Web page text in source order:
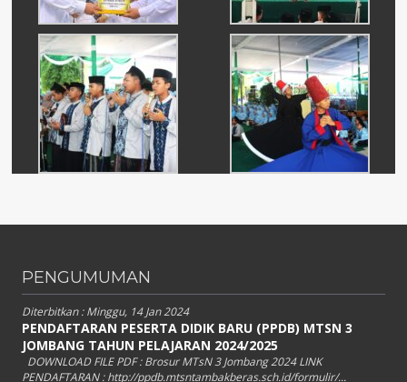
PENGUMUMAN
Diterbitkan :Minggu, 14 Jan 2024
PENDAFTARAN PESERTA DIDIK BARU (PPDB) MTSN 3
JOMBANG TAHUN PELAJARAN 2024/2025
DOWNLOAD FILE PDF : Brosur MTsN 3 Jombang 2024 LINK
PENDAFTARAN : http://ppdb.mtsntambakberas.sch.id/formulir/...